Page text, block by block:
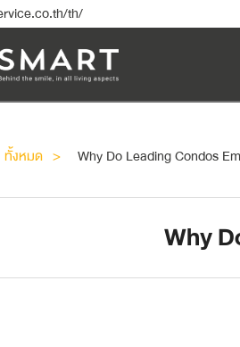
th/
ทั้งหมด Why Do Leading Condos
Why